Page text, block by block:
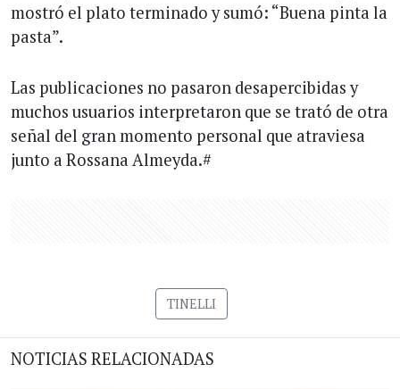
mostró el plato terminado y sumó: “Buena pinta la
pasta”.
Las publicaciones no pasaron desapercibidas y
muchos usuarios interpretaron que se trató de otra
señal del gran momento personal que atraviesa
junto a Rossana Almeyda.#
TINELLI
NOTICIAS RELACIONADAS